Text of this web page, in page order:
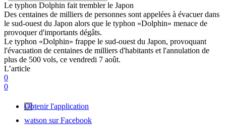
Le typhon Dolphin fait trembler le Japon
Des centaines de milliers de personnes sont appelées à évacuer dans
le sud-ouest du Japon alors que le typhon «Dolphin» menace de
provoquer d'importants dégâts.
Le typhon «Dolphin» frappe le sud-ouest du Japon, provoquant
l'évacuation de centaines de milliers d'habitants et l'annulation de
plus de 500 vols, ce vendredi 7 août.
L’article
0
0
Obtenir l'application
watson sur Facebook